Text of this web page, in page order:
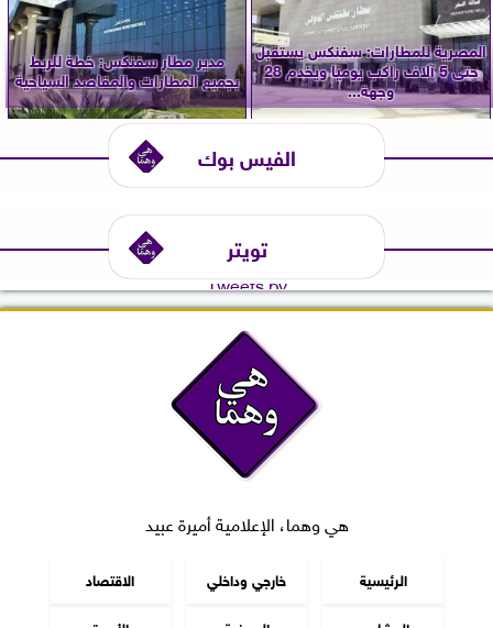
المصرية للمطارات: سفنكس يستقبل
حتى 5 آلاف راكب يوميًا ويخدم 28
وجهة...
مدير مطار سفنكس: خطة للربط
بجميع المطارات والمقاصد السياحية
الفيس بوك
تويتر
Tweets by
هي وهما، الإعلامية أميرة عبيد
الرئيسية خارجي وداخلي
الاقتصاد